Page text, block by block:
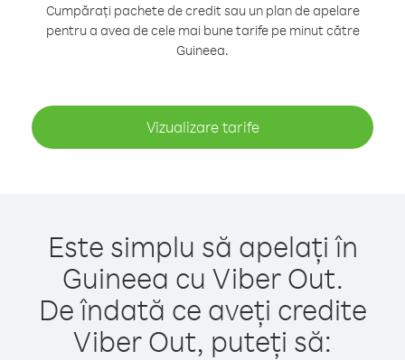
Cumpărați pachete de credit sau un plan de apelare
pentru a avea de cele mai bune tarife pe minut către
Guineea.
Vizualizare tarife
Este simplu să apelați în
Guineea cu Viber Out.
De îndată ce aveți credite
Viber Out, puteți să: